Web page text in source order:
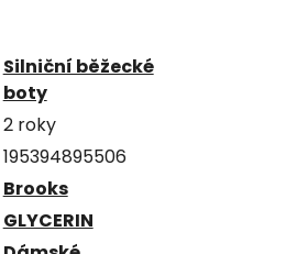
Silniční běžecké
boty
2 roky
195394895506
Brooks
GLYCERIN